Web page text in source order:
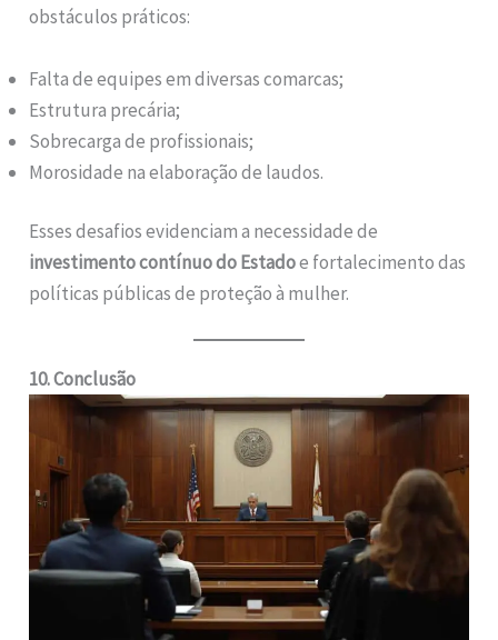
obstáculos práticos:
Falta de equipes em diversas comarcas;
Estrutura precária;
Sobrecarga de profissionais;
Morosidade na elaboração de laudos.
Esses desafios evidenciam a necessidade de
investimento contínuo do Estadoe fortalecimento das
políticas públicas de proteção à mulher.
10. Conclusão